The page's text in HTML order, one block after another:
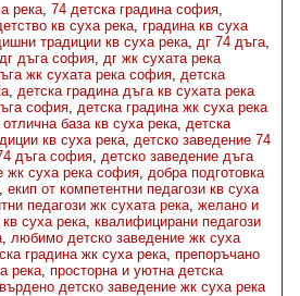
река, 74 детска градина софия,
кв суха река, градина кв суха
традиции кв суха река, дг 74 дъга,
дг дъга софия, дг жк сухата река
жк сухата река софия, детска
, детска градина дъга кв сухата река
софия, детска градина жк суха река
база кв суха река, детска
кв суха река, детско заведение 74
дъга софия, детско заведение дъга
жк суха река софия, добра подготовка
екип от компетентни педагози кв суха
педагози жк сухата река, желано и
суха река, квалифицирани педагози
, любимо детско заведение жк суха
градина жк суха река, препоръчано
река, просторна и уютна детска
детско заведение жк суха река